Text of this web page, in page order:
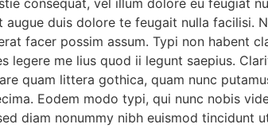
consequat, vel illum dolore eu feugiat
duis dolore te feugait nulla facilisi.
facer possim assum. Typi non habent
legere me lius quod ii legunt saepius.
quam littera gothica, quam nunc
Eodem modo typi, qui nunc nobis
diam nonummy nibh euismod tincidunt